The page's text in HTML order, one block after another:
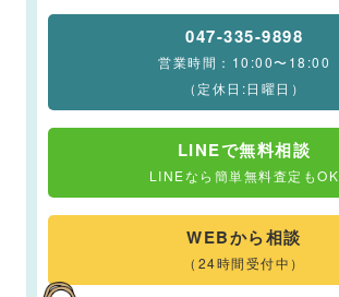
047-335-9898
営業時間：10:00〜18:00
（定休日:日曜日）
LINEで無料相談
LINEなら簡単無料査定もOK
WEBから相談
（24時間受付中）